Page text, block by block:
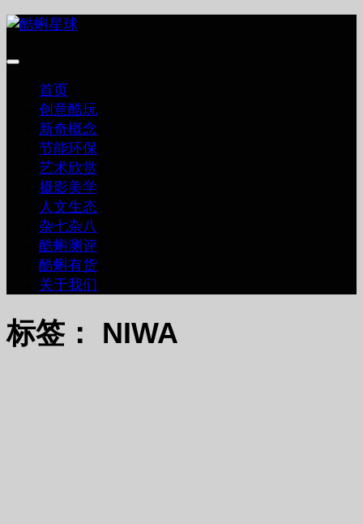
跳
内
首页
创意酷玩
新奇概念
节能环保
艺术欣赏
摄影美学
人文生态
杂七杂八
酷蝌测评
酷蝌有货
关于我们
标签： NIWA